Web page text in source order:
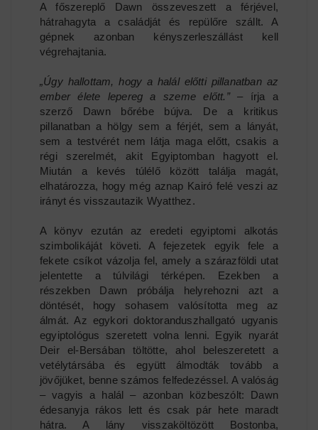
A főszereplő Dawn összeveszett a férjével,
hátrahagyta a családját és repülőre szállt. A
gépnek azonban kényszerleszállást kell
végrehajtania.
„Úgy hallottam, hogy a halál előtti pillanatban az
ember élete lepereg a szeme előtt.”– írja a
szerző Dawn bőrébe bújva. De a kritikus
pillanatban a hölgy sem a férjét, sem a lányát,
sem a testvérét nem látja maga előtt, csakis a
régi szerelmét, akit Egyiptomban hagyott el.
Miután a kevés túlélő között találja magát,
elhatározza, hogy még aznap Kairó felé veszi az
irányt és visszautazik Wyatthez.
A könyv ezután az eredeti egyiptomi alkotás
szimbolikáját követi. A fejezetek egyik fele a
fekete csíkot vázolja fel, amely a szárazföldi utat
jelentette a túlvilági térképen. Ezekben a
részekben Dawn próbálja helyrehozni azt a
döntését, hogy sohasem valósította meg az
álmát. Az egykori doktoranduszhallgató ugyanis
egyiptológus szeretett volna lenni. Egyik nyarát
Deir el-Bersában töltötte, ahol beleszeretett a
vetélytársába és együtt álmodták tovább a
jövőjüket, benne számos felfedezéssel. A valóság
– vagyis a halál – azonban közbeszólt: Dawn
édesanyja rákos lett és csak pár hete maradt
hátra. A lány visszaköltözött Bostonba,